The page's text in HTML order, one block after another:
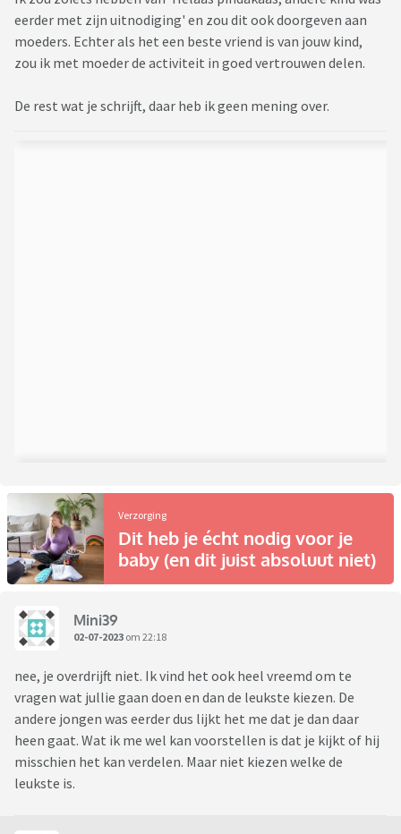
eerder met zijn uitnodiging' en zou dit ook doorgeven aan
moeders. Echter als het een beste vriend is van jouw kind,
zou ik met moeder de activiteit in goed vertrouwen delen.
De rest wat je schrijft, daar heb ik geen mening over.
Verzorging
Dit heb je écht nodig voor je
baby (en dit juist absoluut niet)
Mini39
02-07-2023 om 22:18
nee, je overdrijft niet. Ik vind het ook heel vreemd om te
vragen wat jullie gaan doen en dan de leukste kiezen. De
andere jongen was eerder dus lijkt het me dat je dan daar
heen gaat. Wat ik me wel kan voorstellen is dat je kijkt of hij
misschien het kan verdelen. Maar niet kiezen welke de
leukste is.